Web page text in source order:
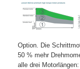
Option. Die
50 % mehr
alle drei